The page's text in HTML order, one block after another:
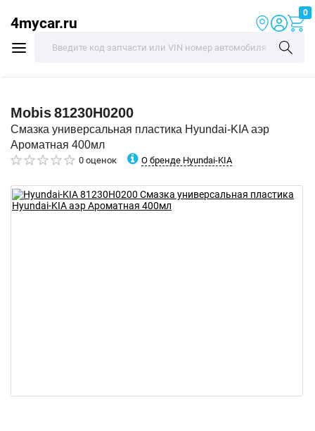
4mycar.ru
0
Mobis81230H0200
Смазка универсальная пластика Hyundai-KIA аэр
Ароматная 400мл
0 оценок О бренде Hyundai-KIA